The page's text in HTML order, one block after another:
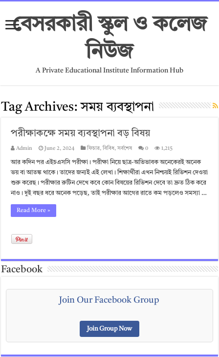
বেসরকারী স্কুল ও কলেজ
নিউজ
A Private Educational Institute Information Hub
Tag Archives:সময় ব্যবস্থাপনা
পরীক্ষাকক্ষে সময় ব্যবস্থাপনা বড় বিষয়
Admin June 2, 2024 ফিচার,বিবিধ,সর্বশেষ 0 1,215
আর কদিন পর এইচএসসি পরীক্ষা। পরীক্ষা নিয়ে ছাত্র-অভিভাবক অনেকেরই অনেক
ভয় বা আতঙ্ক থাকে। তাদের জন্যই এই লেখা। শিক্ষার্থীরা এখন নিশ্চয়ই রিভিশন দেওয়া
শুরু করেছ। পরীক্ষার রুটিন দেখে কবে কোন বিষয়ের রিভিশন দেবে তা দ্রুত ঠিক করে
নাও। দুই বছর ধরে অনেক পড়েছ, তাই পরীক্ষার আগের রাতে কম পড়লেও সমস্যা …
Read More »
Facebook
Join Our Facebook Group
Join Group Now